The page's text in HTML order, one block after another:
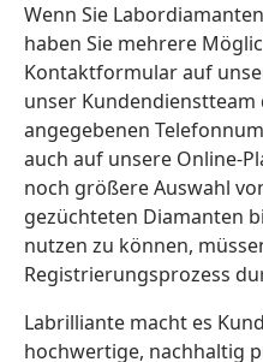
Wenn Sie
haben Sie mehrere
Kontaktformular auf
unser
angegebenen
auch auf unsere Online-
noch größere Auswahl
gezüchteten Diamanten
nutzen zu können,
Registrierungsprozess
Labrilliante macht es
hochwertige, nachhaltig